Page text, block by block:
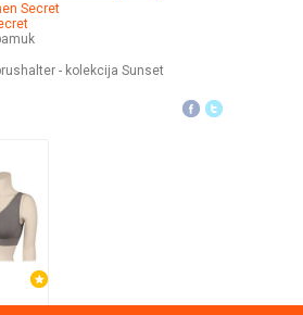
Secret
- kolekcija Sunset